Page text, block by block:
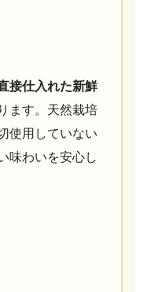
接仕入れた新鮮
ます。天然栽培
使用していない
味わいを安心し